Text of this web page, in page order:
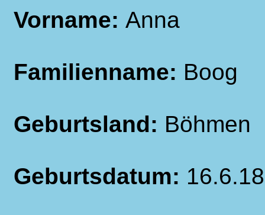
Vorname: Anna
Familienname: Boog
Geburtsland: Böhmen
Geburtsdatum: